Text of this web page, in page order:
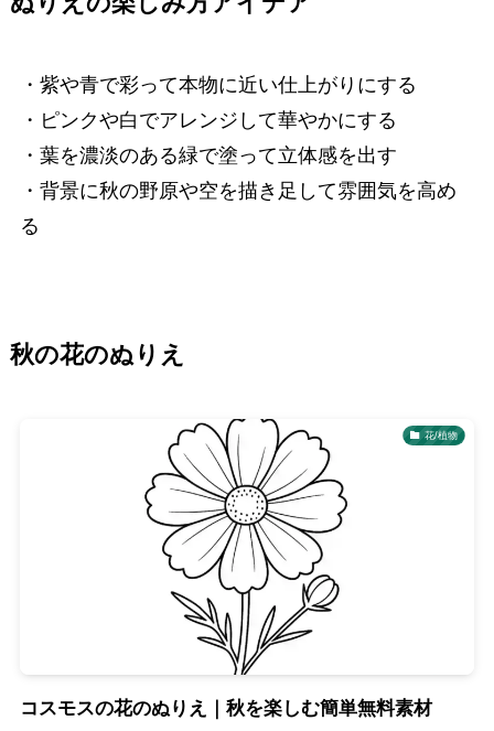
・紫や青で彩って本物に近い仕上がりにする
・ピンクや白でアレンジして華やかにする
・葉を濃淡のある緑で塗って立体感を出す
・背景に秋の野原や空を描き足して雰囲気を高め
る
秋の花のぬりえ
花/植物
コスモスの花のぬりえ｜秋を楽しむ簡単無料素材